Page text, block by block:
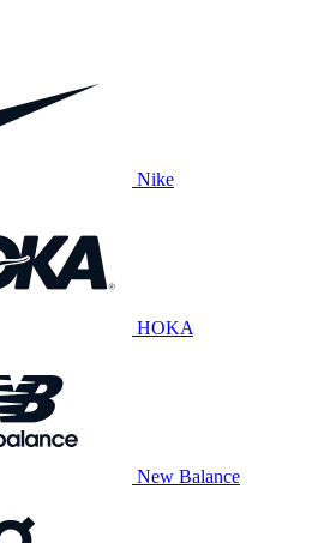
Nike
HOKA
New Balance